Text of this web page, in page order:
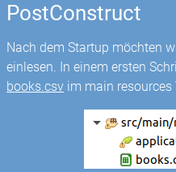
PostConstruct
Nach dem Startup möchten
einlesen. In einem ersten
books.csv im main resources